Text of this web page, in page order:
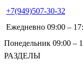
+7(949)507-30-32
Ежедневно 09:00 –
Понедельник 09:00 –
РАЗДЕЛЫ